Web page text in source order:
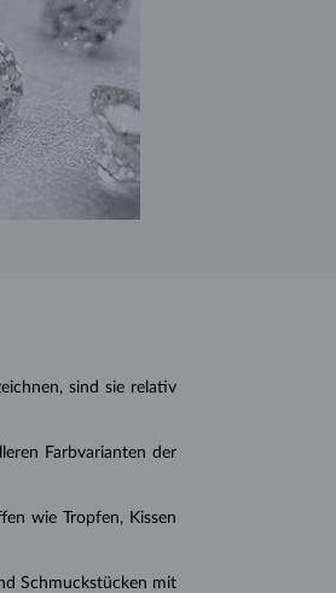
sind sie relativ
Farbvarianten der
wie Tropfen, Kissen
Schmuckstücken mit